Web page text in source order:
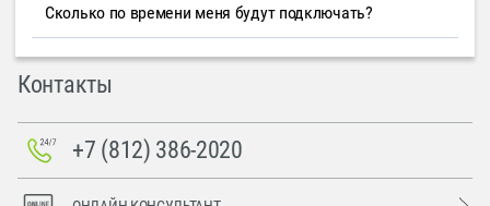
Сколько по времени меня будут подключать?
Контакты
+7 (812) 386-2020